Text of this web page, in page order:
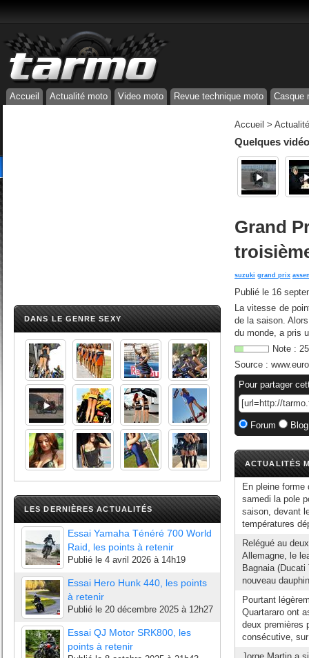
Accueil Actualité moto Video moto Revue technique moto Casque
DANS LE GENRE SEXY
LES DERNIÈRES ACTUALITÉS
Essai Yamaha Ténéré 700 World
Raid, les points à retenir
Publié le 4 avril 2026 à 14h19
Essai Hero Hunk 440, les points
à retenir
Publié le 20 décembre 2025 à 12h27
Essai QJ Motor SRK800, les
points à retenir
Accueil >
Quelques
Grand
suzuki grand prix
Publié le 16
La vitesse de
de la saison.
du monde, a pris
Note : 25
Source :
Pour partager
Forum
ACTUALITÉS
En pleine
samedi la pole
saison, devant
températures
Relégué au
Allemagne, le
Bagnaia
nouveau
Pourtant
Quartararo ont
deux premières
consécutive,